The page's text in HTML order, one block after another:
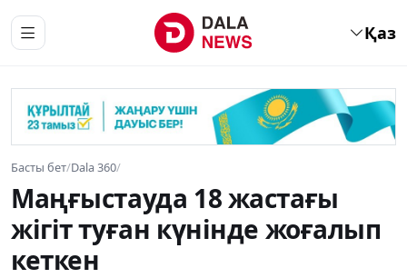
Қаз
Басты бет/Dala 360/
Маңғыстауда 18 жастағы
жігіт туған күнінде жоғалып
кеткен